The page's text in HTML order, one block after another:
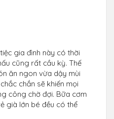
gia đình này có thời
cũng rất cầu kỳ. Thế
ăn ngon vừa dậy mùi
chắn sẽ khiến mọi
công chờ đợi. Bữa cơm
già lớn bé đều có thể